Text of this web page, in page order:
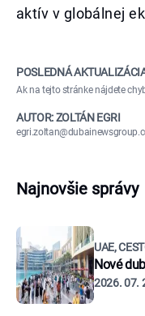
aktív v globálnej
POSLEDNÁ
Ak na tejto stránke nájdete
AUTOR: ZOLTÁN EGRI
Najnovšie správy
UAE,
Nové
2026. 07.